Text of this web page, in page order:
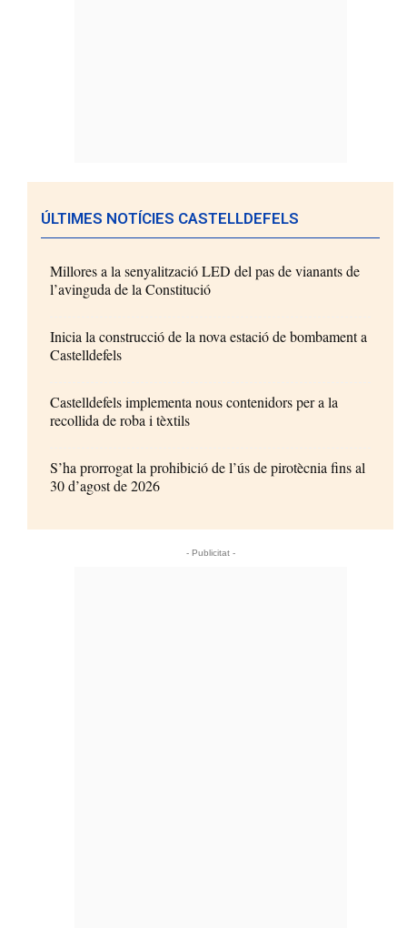
ÚLTIMES NOTÍCIES CASTELLDEFELS
Millores a la senyalització LED del pas de vianants de
l’avinguda de la Constitució
Inicia la construcció de la nova estació de bombament a
Castelldefels
Castelldefels implementa nous contenidors per a la
recollida de roba i tèxtils
S’ha prorrogat la prohibició de l’ús de pirotècnia fins al
30 d’agost de 2026
- Publicitat -